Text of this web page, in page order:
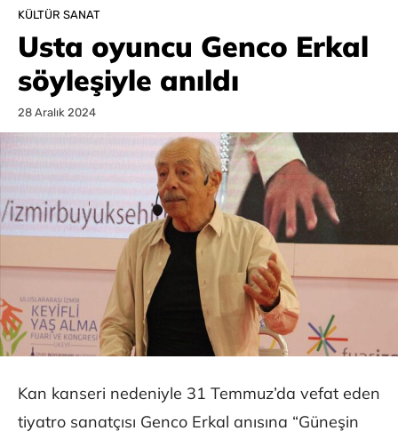
KÜLTÜR SANAT
Usta oyuncu Genco Erkal
söyleşiyle anıldı
28 Aralık 2024
Kan kanseri nedeniyle 31 Temmuz’da vefat eden
tiyatro sanatçısı Genco Erkal anısına “Güneşin